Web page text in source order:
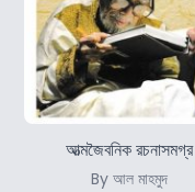
আত্মজৈবনিক রচনাসমগ্র
By আল মাহমুদ